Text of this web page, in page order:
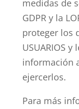
medidas de
GDPR y la
proteger los
USUARIOS
información
ejercerlos.
Para más